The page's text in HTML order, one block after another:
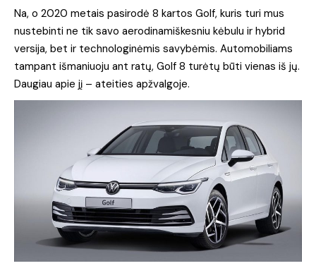
Na, o 2020 metais pasirodė 8 kartos Golf, kuris turi mus
nustebinti ne tik savo aerodinamiškesniu kėbulu ir hybrid
versija, bet ir technologinėmis savybėmis. Automobiliams
tampant išmaniuoju ant ratų, Golf 8 turėtų būti vienas iš jų.
Daugiau apie jį – ateities apžvalgoje.